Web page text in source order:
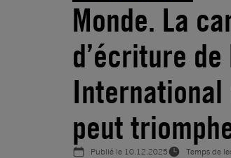
Monde. La
d’écriture
International
peut
Publié le 10.12.2025 Temps de